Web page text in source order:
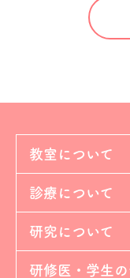
教室について
診療について
研究について
研修医・学生